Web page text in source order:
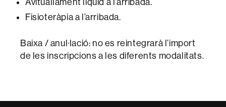
Avituallament líquid a l’arribada.
Fisioteràpia a l’arribada.
Baixa / anul·lació: no es reintegrarà l’import
de les inscripcions a les diferents modalitats.